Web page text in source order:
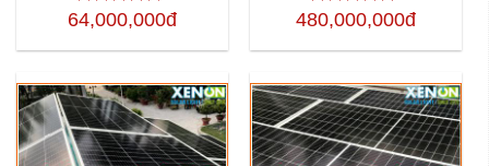
Được xếp
5 sao
64,000,000đ
Được xếp
sao
480,000,000đ